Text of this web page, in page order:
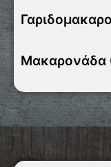
Μακαρονάδα